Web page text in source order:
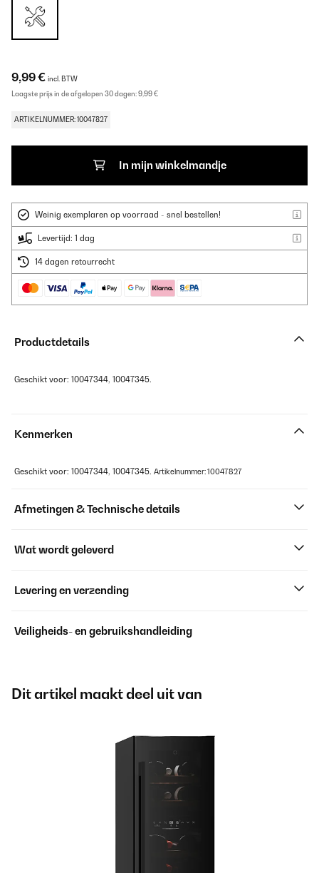
9,99 € incl. BTW
Laagste prijs in de afgelopen 30 dagen:9,99 €
ARTIKELNUMMER: 10047827
In mijn winkelmandje
Weinig exemplaren op voorraad - snel bestellen!
Levertijd: 1 dag
14 dagen retourrecht
Productdetails
Geschikt voor: 10047344, 10047345.
Kenmerken
Geschikt voor: 10047344, 10047345. Artikelnummer: 10047827
Afmetingen & Technische details
Wat wordt geleverd
Levering en verzending
Veiligheids- en gebruikshandleiding
Dit artikel maakt deel uit van